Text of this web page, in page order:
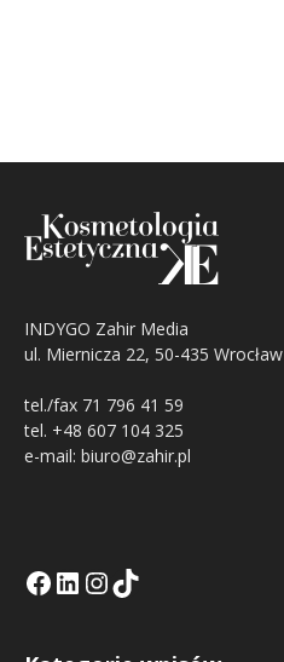
INDYGO Zahir Media
ul. Miernicza 22, 50-435 Wrocław
tel./fax 71 796 41 59
tel. +48 607 104 325
e-mail: biuro@zahir.pl
Facebook
LinkedIn
Tik Tok KEInstagramm KE